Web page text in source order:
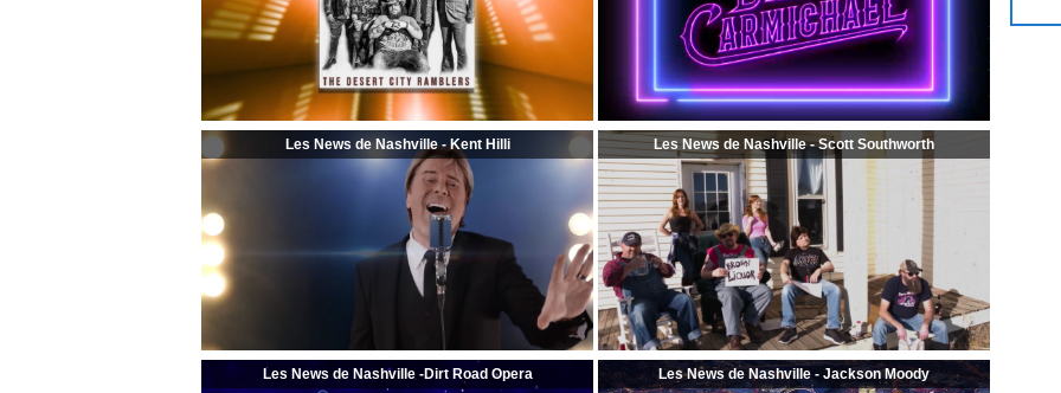
Les News de Nashville - Kent Hilli Les News de Nashville - Scott Southworth
Les News de Nashville -Dirt Road Opera Les News de Nashville - Jackson Moody